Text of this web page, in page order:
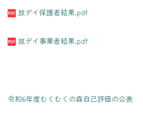
放デイ保護者結果.pdf
放デイ事業者結果.pdf
令和6年度むくむくの森自己評価の公表